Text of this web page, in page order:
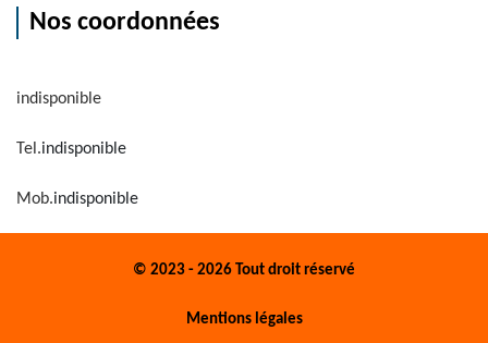
Nos coordonnées
indisponible
Tel.indisponible
Mob.indisponible
© 2023 - 2026 Tout droit réservé
Mentions légales